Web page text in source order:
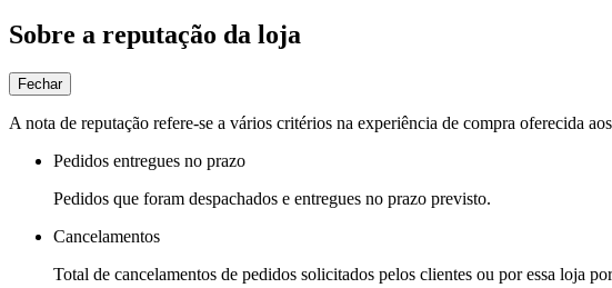
Sobre a reputação da loja
Fechar
A nota de reputação refere-se a vários critérios na experiência de compra oferecida
Pedidos entregues no prazo
Pedidos que foram despachados e entregues no prazo previsto.
Cancelamentos
Total de cancelamentos de pedidos solicitados pelos clientes ou por essa loja